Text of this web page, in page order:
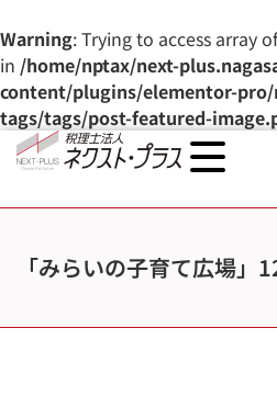
Warning: Trying to access array
in /home/nptax/next-
content/plugins/elementor-
tags/tags/post-featured-
「みらいの子育て広場」